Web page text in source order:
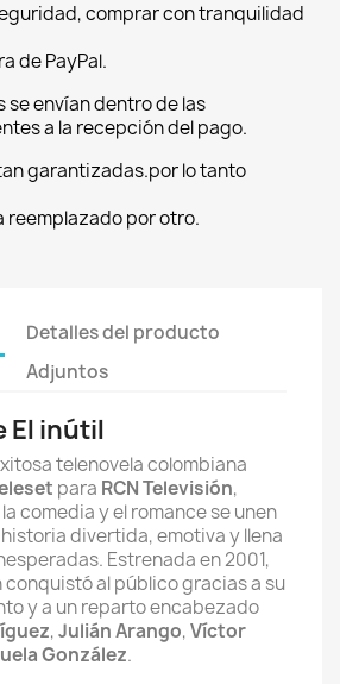
comprar con tranquilidad
de PayPal.
se envían dentro de las
a la recepción del pago.
garantizadas.por lo tanto
reemplazado por otro.
Detalles del producto
Adjuntos
El inútil
telenovela colombiana
para RCN Televisión,
comedia y el romance se unen
divertida, emotiva y llena
Estrenada en 2001,
al público gracias a su
y a un reparto encabezado
,Julián Arango,Víctor
González.